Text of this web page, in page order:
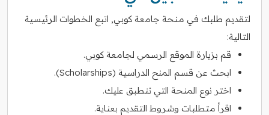
لتقديم طلبك في منحة جامعة كوبي, اتبع الخطوات الرئيسية
التالية:
قم بزيارة الموقع الرسمي لجامعة كوبي.
ابحث عن قسم المنح الدراسية (Scholarships).
اختر نوع المنحة التي تنطبق عليك.
اقرأ متطلبات وشروط التقديم بعناية.